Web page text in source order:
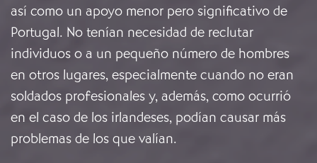
así como un apoyo menor pero significativo de
Portugal. No tenían necesidad de reclutar
individuos o a un pequeño número de hombres
en otros lugares, especialmente cuando no eran
soldados profesionales y, además, como ocurrió
en el caso de los irlandeses, podían causar más
problemas de los que valían.